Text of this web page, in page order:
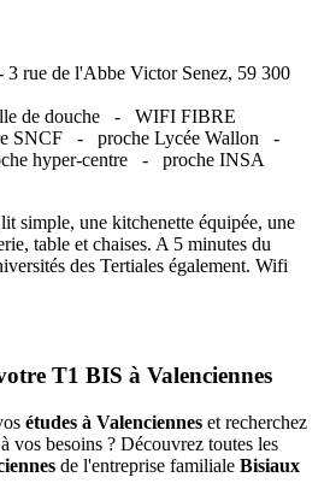
3 rue de l'Abbe Victor Senez, 59 300
de douche - WIFI FIBRE
SNCF - proche Lycée Wallon -
hyper-centre - proche INSA
simple, une kitchenette équipée, une
table et chaises. A 5 minutes du
des Tertiales également. Wifi
T1 BIS à Valenciennes
études à Valenciennes et recherchez
vos besoins ? Découvrez toutes les
de l'entreprise familiale Bisiaux